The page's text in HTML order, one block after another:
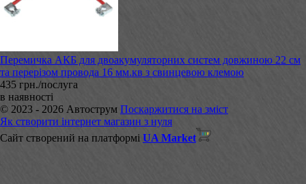
Перемичка АКБ для двоакумуляторних систем довжиною 22 см
та перерізом провода 16 мм.кв з свинцевою клемою
435 грн./послуга
в наявності
© 2023 - 2026 Автострум Поскаржитися на зміст
Як створити інтернет магазин з нуля
Сайт створений на платформі UA Market